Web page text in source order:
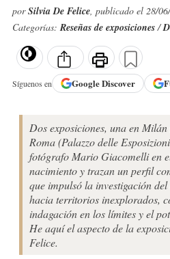
porSilvia De Felice, publicado el 28/
Categorías:Reseñas de exposiciones/
Síguenos en GoogleDiscover
Dos exposiciones, una en
Roma (Palazzo delle
fotógrafo Mario Giacomelli en
nacimiento y trazan un perfil
que impulsó la investigación
hacia territorios inexplorados,
indagación en los límites y el
He aquí el aspecto de la
Felice.